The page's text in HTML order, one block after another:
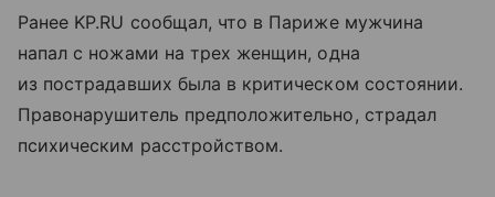
Ранее KP.RU сообщал, что в Париже мужчина
напал с ножами на трех женщин, одна
из пострадавших была в критическом состоянии.
Правонарушитель предположительно, страдал
психическим расстройством.